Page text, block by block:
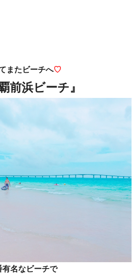
またビーチへ♡
前浜ビーチ』
有名なビーチで